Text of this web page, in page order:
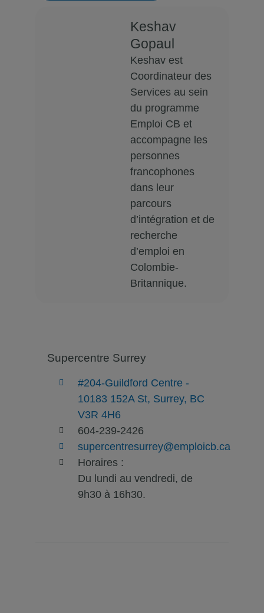
Keshav
Gopaul
Keshav est
Coordinateur des
Services au sein
du programme
Emploi CB et
accompagne les
personnes
francophones
dans leur
parcours
d’intégration et de
recherche
d’emploi en
Colombie-
Britannique.
Supercentre Surrey
#204-Guildford Centre -
10183 152A St, Surrey, BC
V3R 4H6
604-239-2426
supercentresurrey@emploicb.ca
Horaires :
Du lundi au vendredi, de
9h30 à 16h30.